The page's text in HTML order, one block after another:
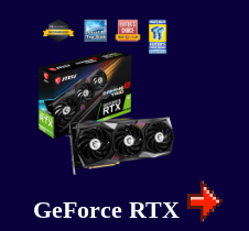
GeForce RTX